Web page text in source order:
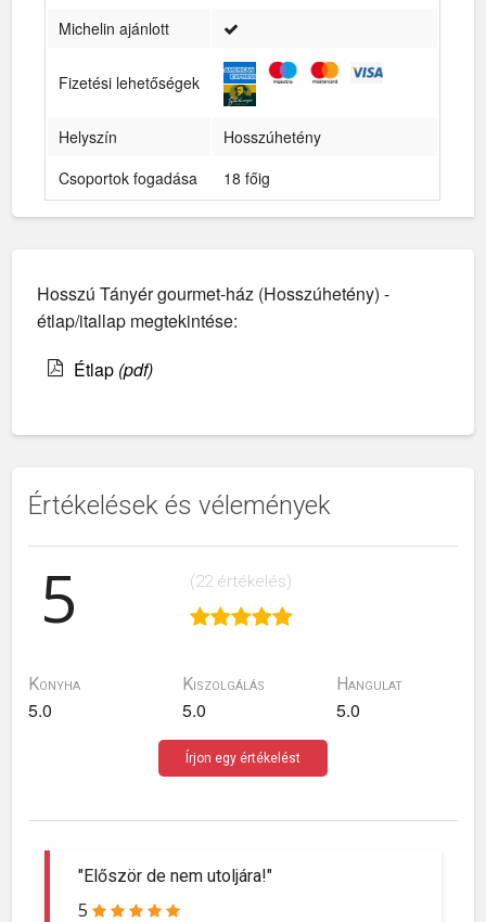
Michelin ajánlott
Fizetési lehetőségek
Helyszín
Hosszúhetény
Csoportok fogadása
18 főig
Hosszú Tányér gourmet-ház (Hosszúhetény) -
étlap/itallap megtekintése:
Étlap (pdf)
Értékelések és vélemények
5 (22 értékelés)
Konyha
5.0
Kiszolgálás
5.0
Hangulat
5.0
Írjon egy értékelést
"Először de nem utoljára!"
5